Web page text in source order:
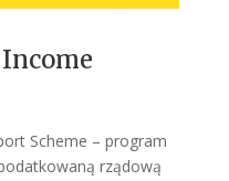
Scheme – program
rządową